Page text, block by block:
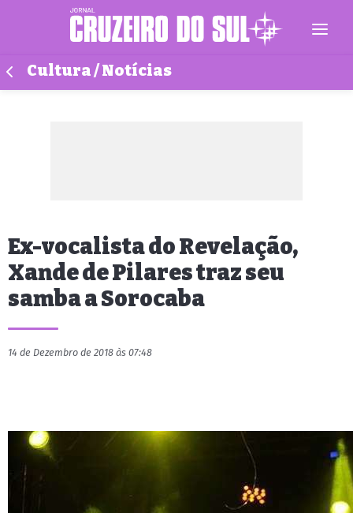
Cultura / Notícias
Ex-vocalista do Revelação,
Xande de Pilares traz seu
samba a Sorocaba
14 de Dezembro de 2018 às 07:48